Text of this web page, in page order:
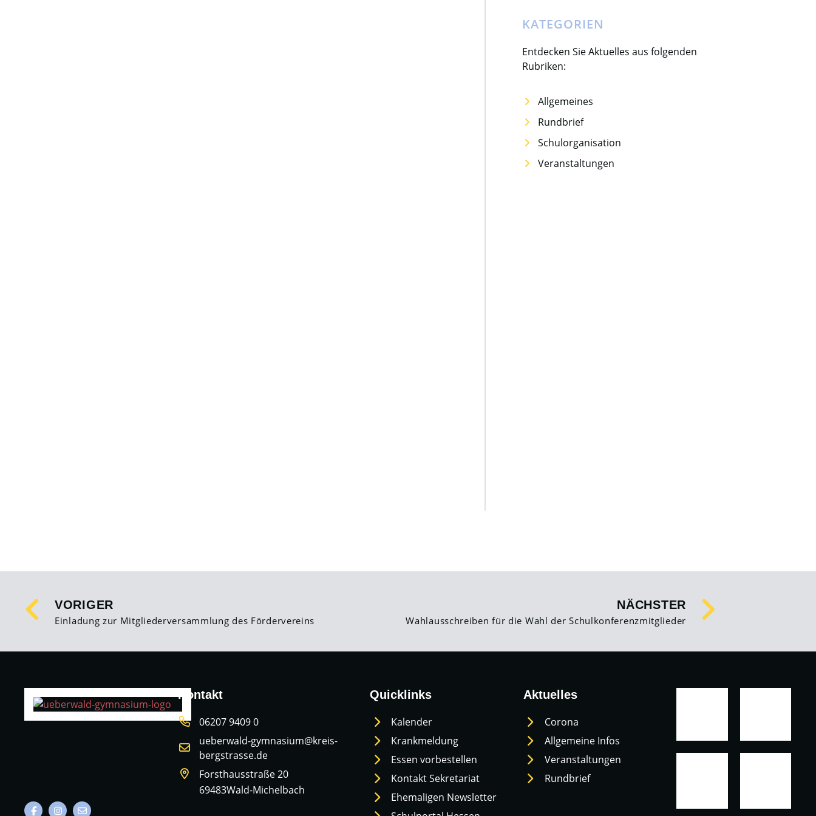
KATEGORIEN
Entdecken Sie Aktuelles aus folgenden
Rubriken:
Allgemeines
Rundbrief
Schulorganisation
Veranstaltungen
VORIGER
Einladung zur Mitgliederversammlung des Fördervereins
NÄCHSTER
Wahlausschreiben für die Wahl der Schulkonferenzmitglieder
Kontakt
06207 9409 0
ueberwald-gymnasium@kreis-
bergstrasse.de
Forsthausstraße 20
69483Wald-Michelbach
Quicklinks
Kalender
Krankmeldung
Essen vorbestellen
Kontakt Sekretariat
Ehemaligen Newsletter
Aktuelles
Corona
Allgemeine Infos
Veranstaltungen
Rundbrief